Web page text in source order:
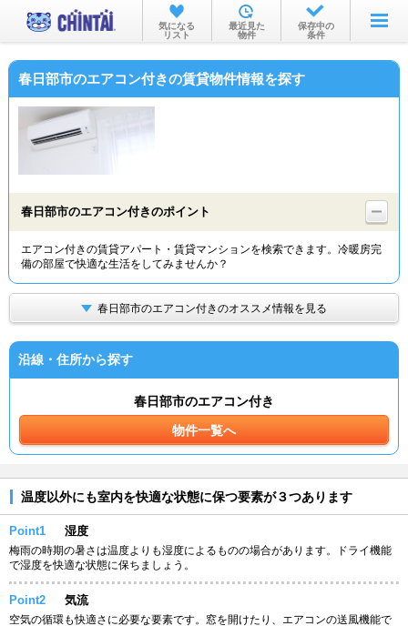
お部屋を探す
沿線・駅から
物件特集から
TOP
気になる
リスト
最近見た
物件
保存中の
条件
春日部市のエアコン付きの賃貸物件情報を探す
春日部市のエアコン付きのポイント
エアコン付きの賃貸アパート・賃貸マンションを検索できます。冷暖房完
備の部屋で快適な生活をしてみませんか？
春日部市のエアコン付きのオススメ情報を見る
沿線・住所から探す
春日部市のエアコン付き
物件一覧へ
温度以外にも室内を快適な状態に保つ要素が３つあります
Point1 湿度
梅雨の時期の暑さは温度よりも湿度によるものの場合があります。ドライ機能
で湿度を快適な状態に保ちましょう。
Point2 気流
空気の循環も快適さに必要な要素です。窓を開けたり、エアコンの送風機能で